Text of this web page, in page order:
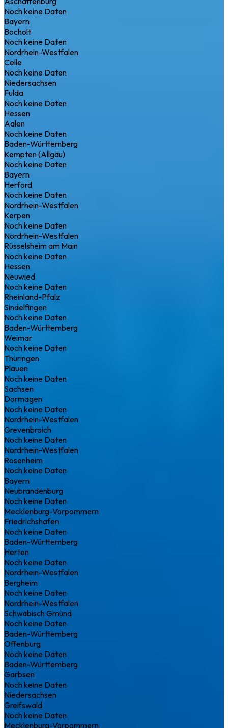
Noch keine Daten
Bayern
Bocholt
Noch keine Daten
Nordrhein-Westfalen
Celle
Noch keine Daten
Niedersachsen
Fulda
Noch keine Daten
Hessen
Aalen
Noch keine Daten
Baden-Württemberg
Kempten (Allgäu)
Noch keine Daten
Bayern
Herford
Noch keine Daten
Nordrhein-Westfalen
Kerpen
Noch keine Daten
Nordrhein-Westfalen
Rüsselsheim am Main
Noch keine Daten
Hessen
Neuwied
Noch keine Daten
Rheinland-Pfalz
Sindelfingen
Noch keine Daten
Baden-Württemberg
Weimar
Noch keine Daten
Thüringen
Plauen
Noch keine Daten
Sachsen
Dormagen
Noch keine Daten
Nordrhein-Westfalen
Grevenbroich
Noch keine Daten
Nordrhein-Westfalen
Rosenheim
Noch keine Daten
Bayern
Neubrandenburg
Noch keine Daten
Mecklenburg-Vorpommern
Friedrichshafen
Noch keine Daten
Baden-Württemberg
Herten
Noch keine Daten
Nordrhein-Westfalen
Bergheim
Noch keine Daten
Nordrhein-Westfalen
Schwäbisch Gmünd
Noch keine Daten
Baden-Württemberg
Offenburg
Noch keine Daten
Baden-Württemberg
Garbsen
Noch keine Daten
Niedersachsen
Greifswald
Noch keine Daten
Mecklenburg-Vorpommern